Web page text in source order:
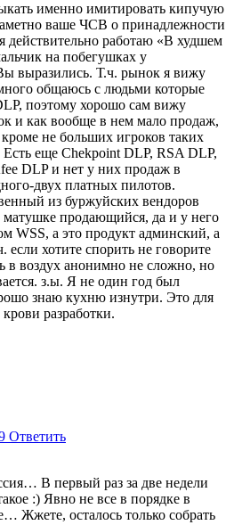
именно имитировать кипучую
ваше ЧСВ о принадлежности
действительно работаю «В худшем
на побегушках у
выразились. Т.ч. рынок я вижу
общаюсь с людьми которые
поэтому хорошо сам вижу
и как вообще в нем мало продаж,
не больших игроков таких
еще Chekpoint DLP, RSA DLP,
DLP и нет у них продаж в
двух платных пилотов.
из буржуйских вендоров
матушке продающийся, да и у него
WSS, а это продукт админский, а
если хотите спорить не говорите
в воздух анонимно не сложно, но
з.ы. Я не один год был
знаю кухню изнутри. Это для
разработки.
Ответить
В первый раз за две недели
:) Явно не все в порядке в
Жжете, осталось только собрать